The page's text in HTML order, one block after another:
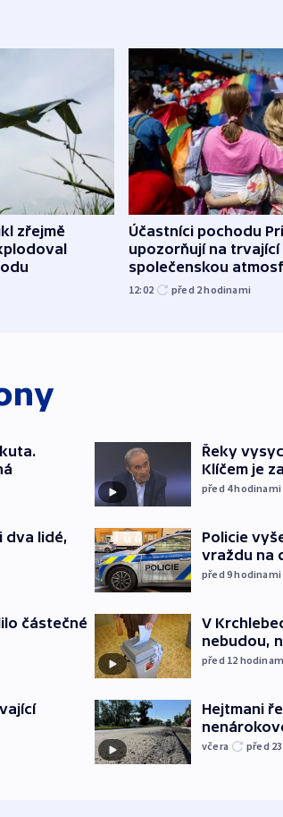
zřejmě
Účastníci pochodu
upozorňují na
společenskou
12:02 před 2hodinami
dva lidé,
částečné
Řeky
Klíčem je
před 4hodinami
Policie
vraždu na
před 9hodinami
V
nebudou,
před 12
Hejtmani
včera před 23